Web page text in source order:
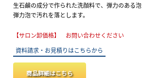
生石鹸の成分で作られた洗顔料で、弾力のある
弾力泡で汚れを落とします。
【サロン卸価格】 お問い合わせください
資料請求・お見積りはこちらから
商品詳細はこちら